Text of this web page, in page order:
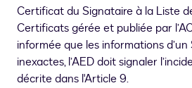
Certificat du Signataire à la Liste
Certificats gérée et publiée par
informée que les informations
inexactes, l’AED doit signaler
décrite dans l'Article 9.